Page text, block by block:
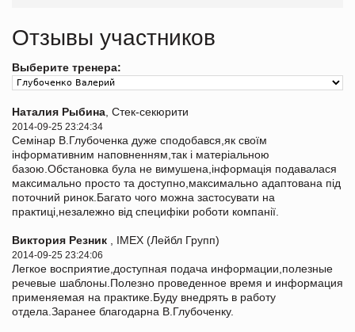
Отзывы участников
Выберите тренера:
Наталия Рыбина , Стек-секюрити
2014-09-25 23:24:34
Семінар В.Глубоченка дуже сподобався,як своїм
інформативним наповненням,так і матеріальною
базою.Обстановка була не вимушена,інформація подавалася
максимально просто та доступно,максимально адаптована під
поточний ринок.Багато чого можна застосувати на
практиці,незалежно від специфіки роботи компанії.
Виктория Резник , IMEX (Лейбл Групп)
2014-09-25 23:24:06
Легкое восприятие,доступная подача информации,полезные
речевые шаблоны.Полезно проведенное время и информация
применяемая на практике.Буду внедрять в работу
отдела.Заранее благодарна В.Глубоченку.